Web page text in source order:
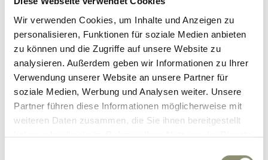
Wir verwenden Cookies, um Inhalte und Anzeigen zu
personalisieren, Funktionen für soziale Medien anbieten
zu können und die Zugriffe auf unsere Website zu
analysieren. Außerdem geben wir Informationen zu Ihrer
Verwendung unserer Website an unsere Partner für
soziale Medien, Werbung und Analysen weiter. Unsere
Partner führen diese Informationen möglicherweise mit
weiteren Daten zusammen, die Sie ihnen bereitgestellt
haben oder die sie im Rahmen Ihrer Nutzung der Dienste
WARUM
COOLCATION DIE
ZUKUNFT DES
REISENS IST